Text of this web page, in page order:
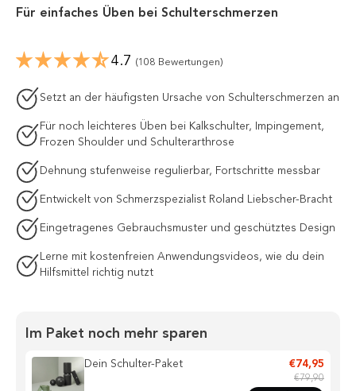
Für einfaches Üben bei Schulterschmerzen
4.7 (108 Bewertungen)
Setzt an der häufigsten Ursache von Schulterschmerzen an
Für noch leichteres Üben bei Kalkschulter, Impingement,
Frozen Shoulder und Schulterarthrose
Dehnung stufenweise regulierbar, Fortschritte messbar
Entwickelt von Schmerzspezialist Roland Liebscher-Bracht
Eingetragenes Gebrauchsmuster und geschütztes Design
Lerne mit kostenfreien Anwendungsvideos, wie du dein
Hilfsmittel richtig nutzt
Im Paket noch mehr sparen
Dein Schulter-Paket €74,95
€79,90